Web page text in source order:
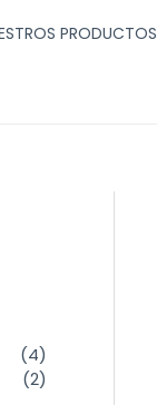
PRODUCTOS
(4)
(2)